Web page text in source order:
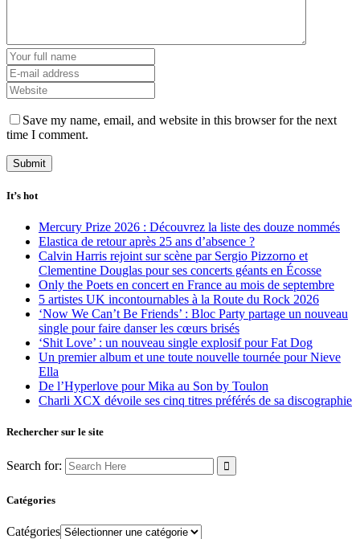
Save my name, email, and website in this browser for the next
time I comment.
It’s hot
Mercury Prize 2026 : Découvrez la liste des douze nommés
Elastica de retour après 25 ans d’absence ?
Calvin Harris rejoint sur scène par Sergio Pizzorno et
Clementine Douglas pour ses concerts géants en Écosse
Only the Poets en concert en France au mois de septembre
5 artistes UK incontournables à la Route du Rock 2026
‘Now We Can’t Be Friends’ : Bloc Party partage un nouveau
single pour faire danser les cœurs brisés
‘Shit Love’ : un nouveau single explosif pour Fat Dog
Un premier album et une toute nouvelle tournée pour Nieve
Ella
De l’Hyperlove pour Mika au Son by Toulon
Charli XCX dévoile ses cinq titres préférés de sa discographie
Rechercher sur le site
Search for:
Catégories
Catégories